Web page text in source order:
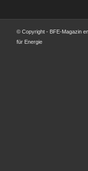
© Copyright - BFE-Magazin
für Energie